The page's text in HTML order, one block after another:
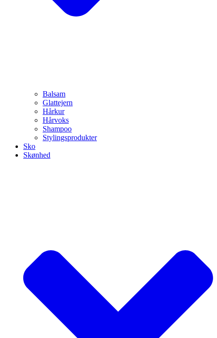
Balsam
Glattejern
Hårkur
Hårvoks
Shampoo
Stylingsprodukter
Sko
Skønhed